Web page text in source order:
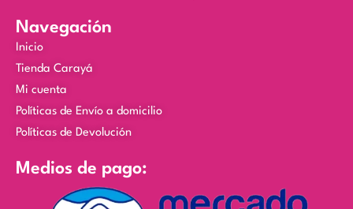
Navegación
Inicio
Tienda Carayá
Mi cuenta
Políticas de Envío a domicilio
Políticas de Devolución
Medios de pago: